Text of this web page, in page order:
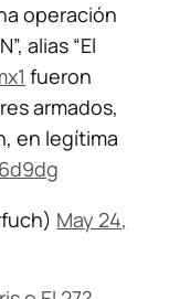
operación
alias “El
fueron
armados,
en legítima
May 24,